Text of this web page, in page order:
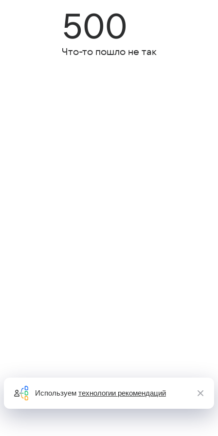
500
Что-то пошло не так
Используем технологии рекомендаций